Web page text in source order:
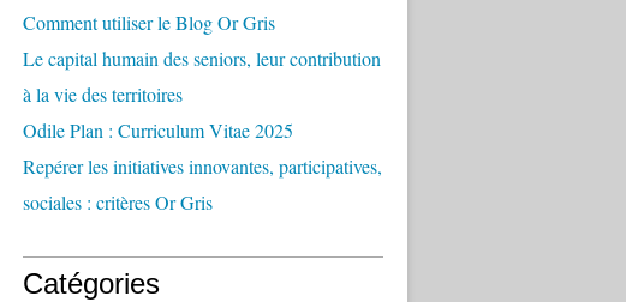
Comment utiliser le Blog Or Gris
Le capital humain des seniors, leur contribution
à la vie des territoires
Odile Plan : Curriculum Vitae 2025
Repérer les initiatives innovantes, participatives,
sociales : critères Or Gris
Catégories